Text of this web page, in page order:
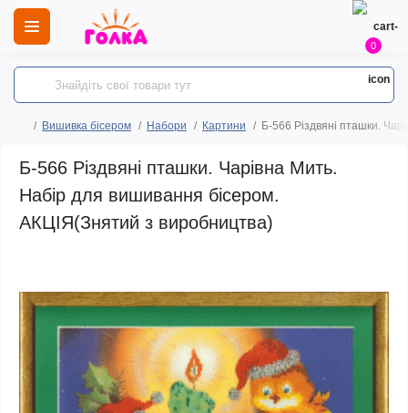
0
Вишивка бісером Набори Картини Б-566 Різдвяні пташки.
Б-566 Різдвяні пташки. Чарівна Мить.
Набір для вишивання бісером.
АКЦІЯ(Знятий з виробництва)